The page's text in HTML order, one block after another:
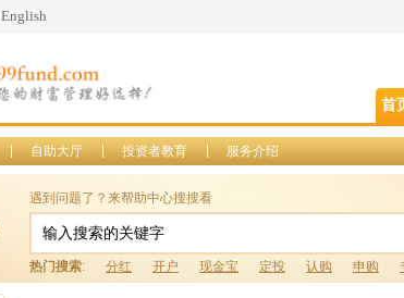
English
首
自助大厅 投资者教育 服务介绍
遇到问题了？来帮助中心搜搜看
热门搜索: 分红 开户 现金宝 定投 认购 申购